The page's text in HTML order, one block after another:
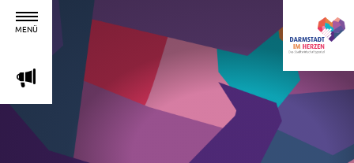
MENÜ
m